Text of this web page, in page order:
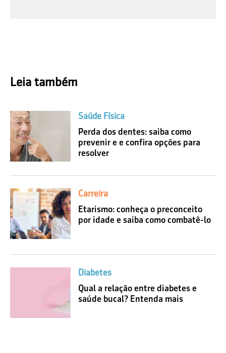
Leia também
Saúde Física
Perda dos dentes: saiba como
prevenir e e confira opções para
resolver
Carreira
Etarismo: conheça o preconceito
por idade e saiba como combatê-lo
Diabetes
Qual a relação entre diabetes e
saúde bucal? Entenda mais